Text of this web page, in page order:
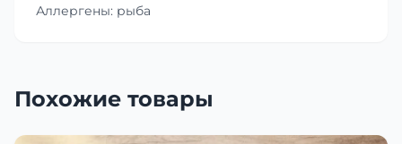
Аллергены: рыба
Похожие товары